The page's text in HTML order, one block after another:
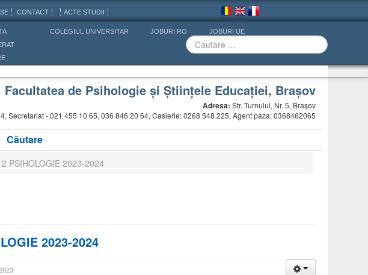
CONTACT ACTE STUDII
COLEGIUL UNIVERSITAR JOBURI RO JOBURI UE
Facultatea de Psihologie și Științele Educației, Brașov
Adresa: Str. Turnului, Nr. 5, Brașov
Secretariat - 021 455 10 65, 036 846 20 64, Casierie: 0268 548 225, Agent paza: 0368462065
Căutare
PSIHOLOGIE 2023-2024
2023-2024